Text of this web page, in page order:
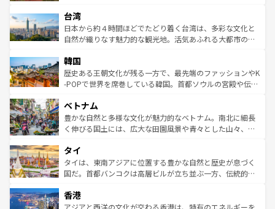
ならではの贅沢な旅のスタイルだ。 なお、新着のアメリカ
情報はコンテンツ一覧を参照してほしい。
れるおもてなしの心で訪れる人々を迎えてくれるハワイの
人々、おいしいローカルフードやハワイアンミュージッ
ク、伝統的なフラダンスなど、すべてがハワイの魅力を彩
ワイを、存分に味わってほしい。 なお、新着のハワイ情報
はコンテンツ一覧を参照してほしい。
リアリーフや大陸中央部にそびえるウルル（エアーズロッ
ク）、タスマニアの美しい原生林やケアンズの熱帯雨林な
ど、見どころがたくさん。また、カフェやワイン、オージ
いる。アクティビティも充実しており、サーフィンやダイ
ビング、ハイキングなど、アウトドア好きにはたまらな
い。オーストラリアの多彩な魅力を存分に味わいつくそ
参照してほしい。
台湾
日本から約４時間ほどでたどり着く台湾は、多彩な文化と
自然が織りなす魅力的な観光地。活気あふれる大都市の台
ン）、静ひつな山岳地帯である台湾東部など、都市の喧騒
と山間の静けさが共存しており、訪れる人に新しい発見と
驚きをもたらしてくれる。また、奥深い台湾の食文化も魅
容にもいいと評判のスイーツなど、バラエティ豊かな料理
が味わえる。 なお、新着の台湾情報は コンテンツ一覧を参
照してほしい。
韓国
歴史ある王朝文化が残る一方で、最先端のファッションやK
-POPで世界を席巻している韓国。首都ソウルの宮殿や伝統
き、地方に足を延ばせば四季折々の自然美を楽しむことが
できる。そして、キムチや焼肉、絶品のストリートフード
まで、さまざまな韓国料理が待っている。夜には、韓国な
リティに包まれながら、韓国の多彩な魅力を心ゆくまで味
わってみてほしい。 なお、新着の韓国情報はコンテンツ一
覧を参照してほしい。
ベトナム
豊かな自然と多様な文化が魅力的なベトナム。南北に細長
く伸びる国土には、広大な田園風景や青々とした山々、世
急速な発展と共に伝統が息づく。ハノイの古い町並みやホ
ーチミン市のフランス統治時代の建物も、独特の雰囲気を
醸し出している。また、バラエティの豊かさとおいしさで
とつ。フォーやバインミー、ベトナムコーヒーなどは、ぜ
ひ現地で味わいたい。どの地域を訪れてもあたたかい人々
タイ
タイは、東南アジアに位置する豊かな自然と歴史が息づく
国だ。首都バンコクは高層ビルが立ち並ぶ一方、伝統的な
の活気が交差している。北部ではチェンマイなどの山岳地
帯で自然と触れ合い、南部ではプーケットやクラビの美し
香港
アジアと西洋の文化が交わる香港は、特有のエネルギーを